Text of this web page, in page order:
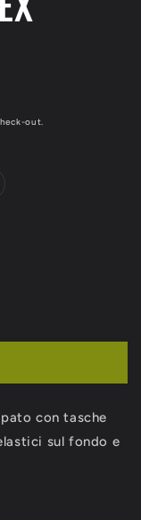
out.
con tasche
sul fondo e